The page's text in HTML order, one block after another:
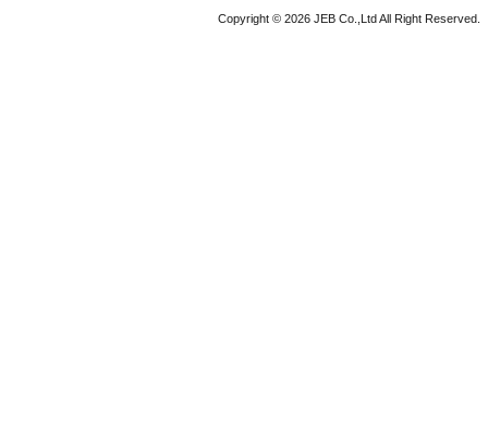
Copyright © 2026 JEB Co.,Ltd All Right Reserved.